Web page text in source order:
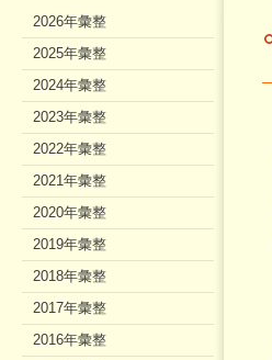
2026年彙整
2025年彙整
2024年彙整
2023年彙整
2022年彙整
2021年彙整
2020年彙整
2019年彙整
2018年彙整
2017年彙整
2016年彙整